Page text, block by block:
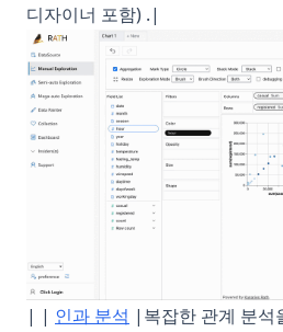
디자이너 포함) .|
| | 인과 분석 |복잡한 관계 분석